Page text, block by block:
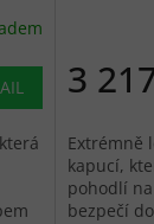
3
Extrémně
kapucí,
pohodlí
bezpečí